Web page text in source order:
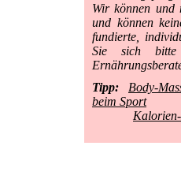
Wir können und
und können
fundierte,
Sie sich bitte
Tipp:
Body-
beim Sport